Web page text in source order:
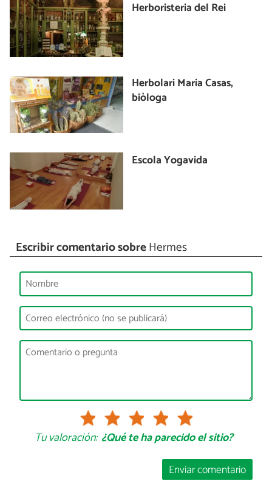
Herboristeria del Rei
Herbolari Maria Casas,
biòloga
Escola Yogavida
Escribir comentario sobreHermes
Tu valoración: ¿Qué te ha parecido el sitio?
Enviar comentario